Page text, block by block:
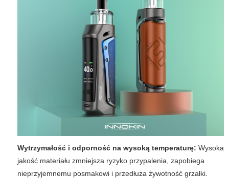
Wytrzymałość i odporność na wysoką temperaturę: Wysoka
jakość materiału zmniejsza ryzyko przypalenia, zapobiega
nieprzyjemnemu posmakowi i przedłuża żywotność grzałki.